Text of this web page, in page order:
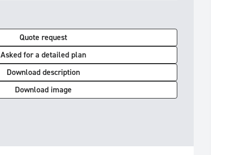
Quote request
Asked for a detailed plan
Download description
Download image